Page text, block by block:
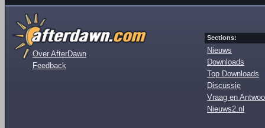
Over AfterDawn
Feedback
Sections:
Nieuws
Downloads
Top Downloads
Discussie
Vraag en
Nieuws2.nl